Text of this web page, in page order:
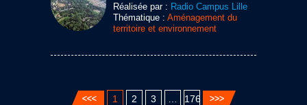
Réalisée par : Radio Campus Lille
Thématique : Aménagement du
territoire et environnement
1 2 3 176